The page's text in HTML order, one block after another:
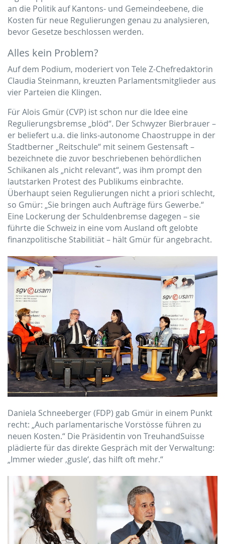
an die Politik auf Kantons- und Gemeindeebene, die
Kosten für neue Regulierungen genau zu analysieren,
bevor Gesetze beschlossen werden.
Alles kein Problem?
Auf dem Podium, moderiert von Tele Z-Chefredaktorin
Claudia Steinmann, kreuzten Parlamentsmitglieder aus
vier Parteien die Klingen.
Für Alois Gmür (CVP) ist schon nur die Idee eine
Regulierungsbremse „blöd“. Der Schwyzer Bierbrauer –
er beliefert u.a. die links-autonome Chaostruppe in der
Stadtberner „Reitschule“ mit seinem Gestensaft –
bezeichnete die zuvor beschriebenen behördlichen
Schikanen als „nicht relevant“, was ihm prompt den
lautstarken Protest des Publikums einbrachte.
Überhaupt seien Regulierungen nicht a priori schlecht,
so Gmür: „Sie bringen auch Aufträge fürs Gewerbe.“
Eine Lockerung der Schuldenbremse dagegen – sie
führte die Schweiz in eine vom Ausland oft gelobte
finanzpolitische Stabilitiät – hält Gmür für angebracht.
Daniela Schneeberger (FDP) gab Gmür in einem Punkt
recht: „Auch parlamentarische Vorstösse führen zu
neuen Kosten.“ Die Präsidentin von TreuhandSuisse
plädierte für das direkte Gespräch mit der Verwaltung:
„Immer wieder ‚gusle‘, das hilft oft mehr.“